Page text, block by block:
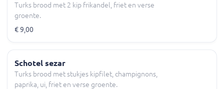
Turks brood met 2 kip frikandel, friet en verse
groente.
€ 9,00
Schotel sezar
Turks brood met stukjes kipfilet, champignons,
paprika, ui, friet en verse groente.